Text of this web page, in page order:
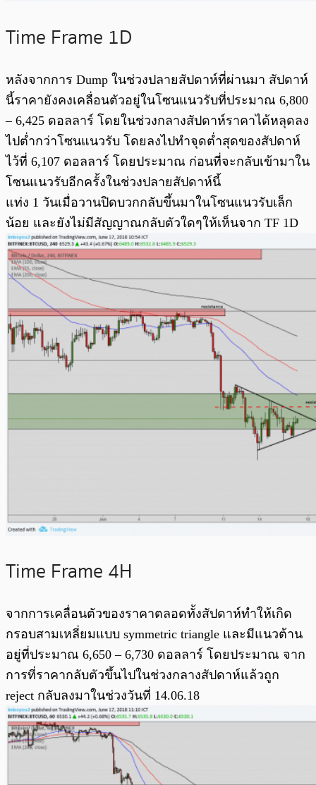
Time Frame 1D
หลังจากการ Dump ในช่วงปลายสัปดาห์ที่ผ่านมา สัปดาห์
นี้ราคายังคงเคลื่อนตัวอยู่ในโซนแนวรับที่ประมาณ 6,800
– 6,425 ดอลลาร์ โดยในช่วงกลางสัปดาห์ราคาได้หลุดลง
ไปต่ำกว่าโซนแนวรับ โดยลงไปทำจุดต่ำสุดของสัปดาห์
ไว้ที่ 6,107 ดอลลาร์ โดยประมาณ ก่อนที่จะกลับเข้ามาใน
โซนแนวรับอีกครั้งในช่วงปลายสัปดาห์นี้
แท่ง 1 วันเมื่อวานปิดบวกกลับขึ้นมาในโซนแนวรับเล็ก
น้อย และยังไม่มีสัญญาณกลับตัวใดๆให้เห็นจาก TF 1D
Time Frame 4H
จากการเคลื่อนตัวของราคาตลอดทั้งสัปดาห์ทำให้เกิด
กรอบสามเหลี่ยมแบบ symmetric triangle และมีแนวต้าน
อยู่ที่ประมาณ 6,650 – 6,730 ดอลลาร์ โดยประมาณ จาก
การที่ราคากลับตัวขึ้นไปในช่วงกลางสัปดาห์แล้วถูก
reject กลับลงมาในช่วงวันที่ 14.06.18